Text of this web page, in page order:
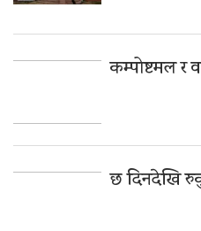
कम्पोष्टमल र
छ दिनदेखि